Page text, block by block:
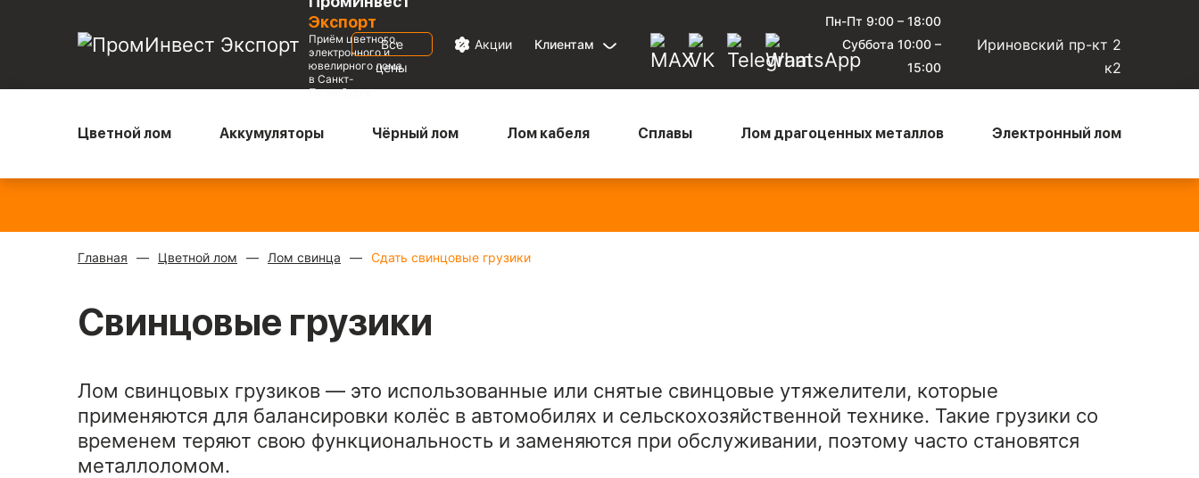
Экспорт
Приём цветного,
электронного и
ювелирного лома
в Санкт-
Петербурге
Все
цены
Акции Клиентам
Пн-Пт 9:00 – 18:00
Суббота 10:00 –
15:00
Ириновский пр-кт 2
к2
Цветной лом Аккумуляторы Чёрный лом Лом кабеля Сплавы Лом драгоценных металлов Электронный лом
Главная Цветной лом Лом свинца Сдать свинцовые грузики
Свинцовые грузики
Лом свинцовых грузиков — это использованные или снятые свинцовые утяжелители, которые
применяются для балансировки колёс в автомобилях и сельскохозяйственной технике. Такие грузики со
временем теряют свою функциональность и заменяются при обслуживании, поэтому часто становятся
металлоломом.